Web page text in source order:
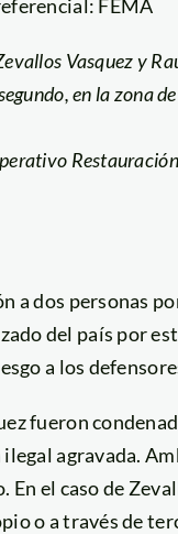
FEMA
Vasquez y
en la zona
a dos personas
del país por
a los
fueron
agravada.
el caso de
o a través de